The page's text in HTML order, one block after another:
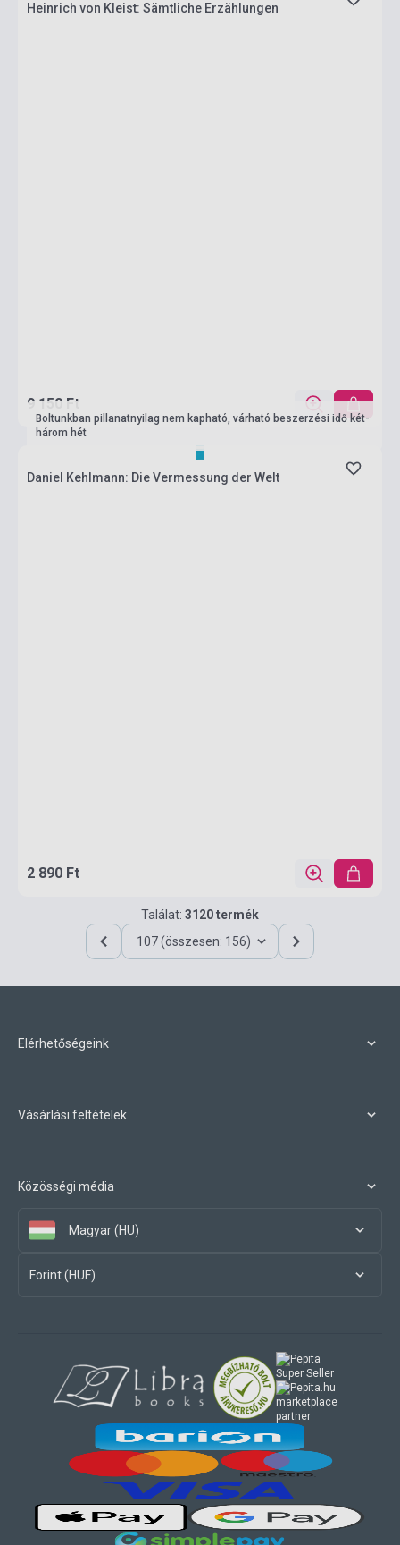
Heinrich von Kleist: Sämtliche Erzählungen
9 150 Ft
Boltunkban pillanatnyilag nem kapható, várható beszerzési idő két-
három hét
Daniel Kehlmann: Die Vermessung der Welt
2 890 Ft
Találat: 3120 termék
107 (összesen: 156)
Elérhetőségeink
Vásárlási feltételek
Közösségi média
Magyar (HU)
Forint (HUF)
marketplace
partner